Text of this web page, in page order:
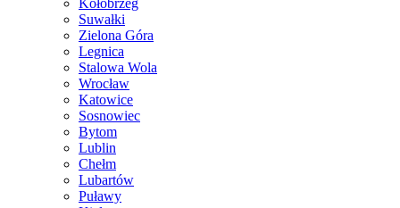
Kołobrzeg
Suwałki
Zielona Góra
Legnica
Stalowa Wola
Wrocław
Katowice
Sosnowiec
Bytom
Lublin
Chełm
Lubartów
Puławy